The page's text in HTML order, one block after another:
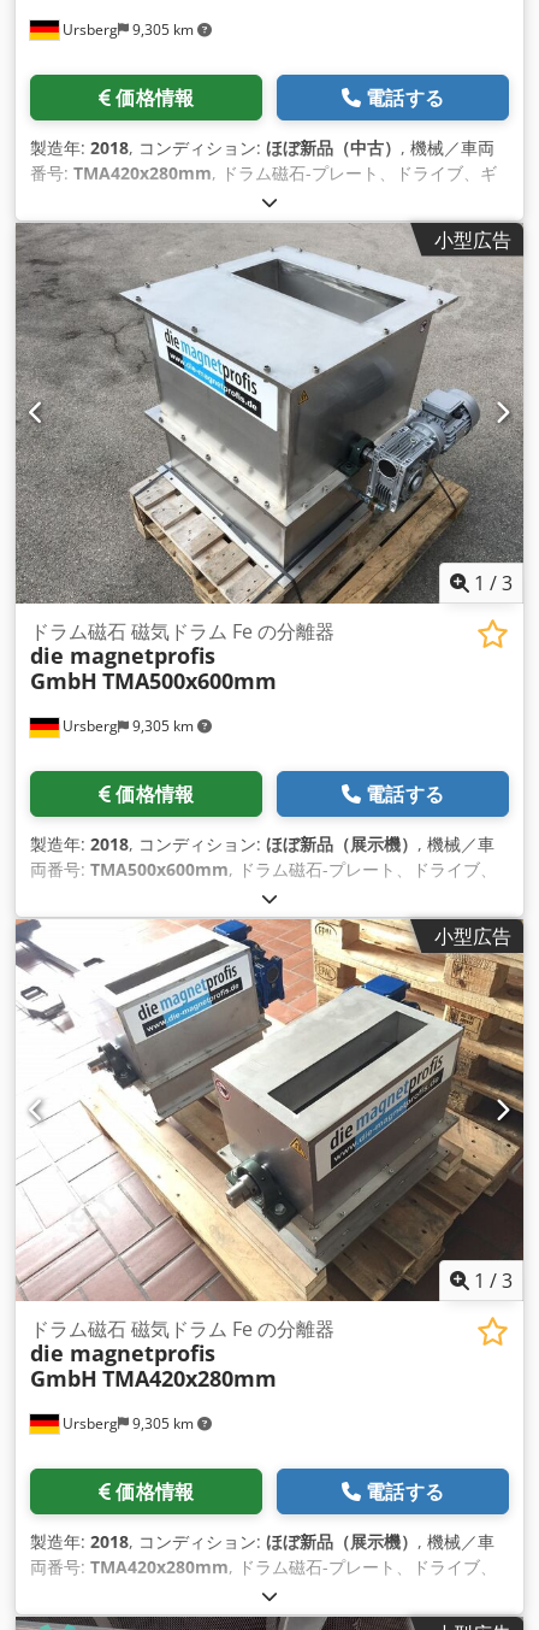
吊り輪 溜まった不純物を簡単に取り出せるクリーニングドロワ
取り付け可能 [...]
Ursberg 9,305 km
価格情報 電話する
製造年: 2018, コンディション: ほぼ新品（中古） , 機械／車両
番号: TMA420x280mm, ドラム磁石-プレート、ドライブ、ギ
アボックスを分離することを含むハウジングの磁気分離器 + 高
品質のステンレス鋼の実行 + 分離のための分離板 + 収納ユニッ
トの形態のシャフトブラケット + ピローブロックユニット 寸法
長さ：420mm B: 280mm Csdpfsc Tnh Dsx Agnjrf H: 380mm
入口：365x80mm ドラム: Ø 220x400mm
小型広告
1 /3
Ursberg 9,305 km
ドラム磁石 磁気ドラム Fe の分離器
die magnetprofis
GmbH TMA500x600mm
価格情報 電話する
製造年: 2018, コンディション: ほぼ新品（展示機） , 機械／車
両番号: TMA500x600mm, ドラム磁石-プレート、ドライブ、
ギアボックスを分離することを含むハウジングの磁気分離器 +
高品質のステンレス鋼の実行 + 分離のための分離板 + 収納ユニ
ットの形態のシャフトブラケット + ピローブロックユニット 寸
法 Cjdpjdzqw Aefx Agnorf 長さ：800mm B: 800mm H:
820mm 入口: 600x250mm ドラム：Ø 500x600mm
小型広告
1 /3
Ursberg 9,305 km
ドラム磁石 磁気ドラム Fe の分離器
die magnetprofis
GmbH TMA420x280mm
価格情報 電話する
製造年: 2018, コンディション: ほぼ新品（展示機） , 機械／車
両番号: TMA420x280mm, ドラム磁石-プレート、ドライブ、
ギアボックスを分離することを含むハウジングの磁気分離器 +
高品質のステンレス鋼の実行 + 分離のための分離板 + 収納ユニ